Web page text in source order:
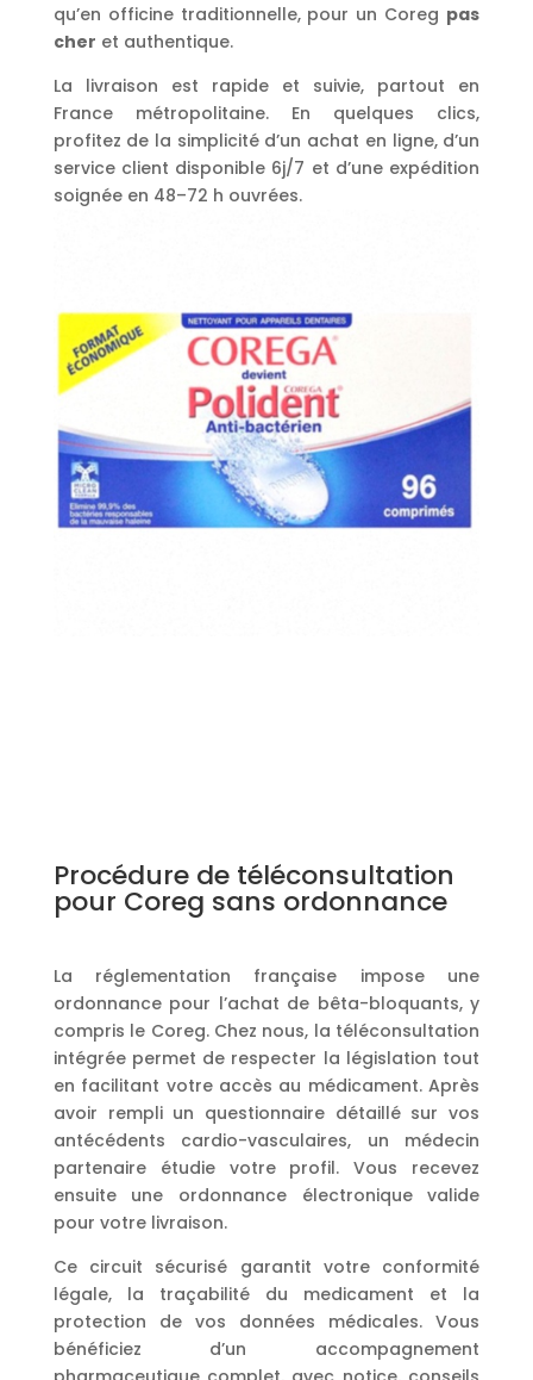
qu’en officine traditionnelle, pour un Coreg pas
cher et authentique.
La livraison est rapide et suivie, partout en
France métropolitaine. En quelques clics,
profitez de la simplicité d’un achat en ligne, d’un
service client disponible 6j/7 et d’une expédition
soignée en 48–72 h ouvrées.
Procédure de téléconsultation
pour Coreg sans ordonnance
La réglementation française impose une
ordonnance pour l’achat de bêta-bloquants, y
compris le Coreg. Chez nous, la téléconsultation
intégrée permet de respecter la législation tout
en facilitant votre accès au médicament. Après
avoir rempli un questionnaire détaillé sur vos
antécédents cardio-vasculaires, un médecin
partenaire étudie votre profil. Vous recevez
ensuite une ordonnance électronique valide
pour votre livraison.
Ce circuit sécurisé garantit votre conformité
légale, la traçabilité du medicament et la
protection de vos données médicales. Vous
bénéficiez d’un accompagnement